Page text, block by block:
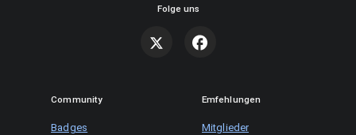
Folge uns
Community Emfehlungen
Badges Mitglieder